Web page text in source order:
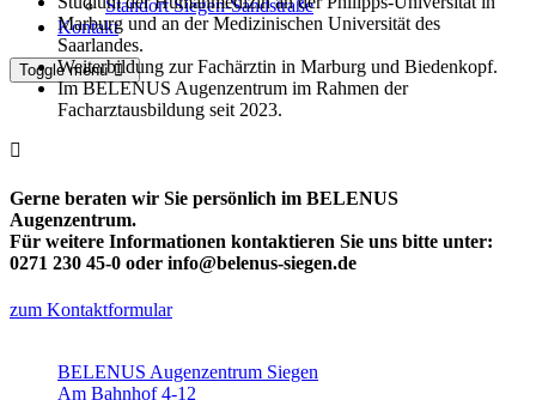
Standort Siegen-Sandstraße
Kontakt
Toggle menu
Marburg und an der Medizinischen Universität des
Saarlandes.
Weiterbildung zur Fachärztin in Marburg und Biedenkopf.
Im BELENUS Augenzentrum im Rahmen der
Facharztausbildung seit 2023.
Gerne beraten wir Sie persönlich im BELENUS
Augenzentrum.
Für weitere Informationen kontaktieren Sie uns bitte unter:
0271 230 45-0 oder info@belenus-siegen.de
zum Kontaktformular
BELENUS Augenzentrum Siegen
Am Bahnhof 4-12